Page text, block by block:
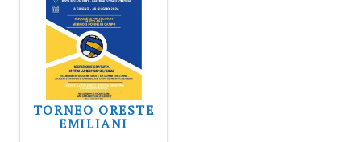
TORNEO ORESTE
EMILIANI